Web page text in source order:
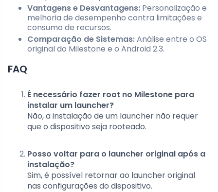
Vantagens e Desvantagens: Personalização e
melhoria de desempenho contra limitações e
consumo de recursos.
Comparação de Sistemas:Análise entre o OS
original do Milestone e o Android 2.3.
FAQ
É necessário fazer root no Milestone para
instalar um launcher?
Não, a instalação de um launcher não requer
que o dispositivo seja rooteado.
Posso voltar para o launcher original após a
instalação?
Sim, é possível retornar ao launcher original
nas configurações do dispositivo.